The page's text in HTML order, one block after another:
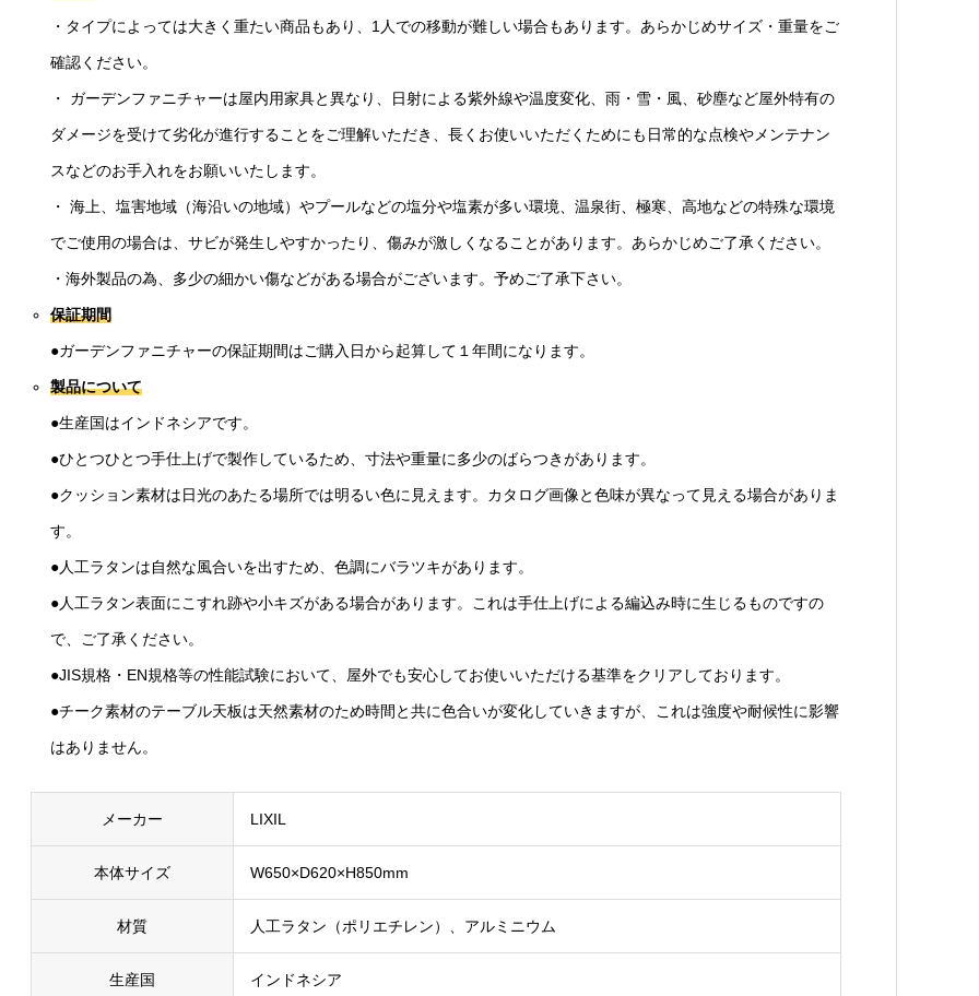
・タイプによっては大きく重たい商品もあり、1人での移動が難しい場合もあります。あらかじめサイズ・重量をご
確認ください。
・ ガーデンファニチャーは屋内用家具と異なり、日射による紫外線や温度変化、雨・雪・風、砂塵など屋外特有の
ダメージを受けて劣化が進行することをご理解いただき、長くお使いいただくためにも日常的な点検やメンテナン
スなどのお手入れをお願いいたします。
・ 海上、塩害地域（海沿いの地域）やプールなどの塩分や塩素が多い環境、温泉街、極寒、高地などの特殊な環境
でご使用の場合は、サビが発生しやすかったり、傷みが激しくなることがあります。あらかじめご了承ください。
・海外製品の為、多少の細かい傷などがある場合がございます。予めご了承下さい。
保証期間
●ガーデンファニチャーの保証期間はご購入日から起算して１年間になります。
製品について
●生産国はインドネシアです。
●ひとつひとつ手仕上げで製作しているため、寸法や重量に多少のばらつきがあります。
●クッション素材は日光のあたる場所では明るい色に見えます。カタログ画像と色味が異なって見える場合がありま
す。
●人工ラタンは自然な風合いを出すため、色調にバラツキがあります。
●人工ラタン表面にこすれ跡や小キズがある場合があります。これは手仕上げによる編込み時に生じるものですの
で、ご了承ください。
●JIS規格・EN規格等の性能試験において、屋外でも安心してお使いいただける基準をクリアしております。
●チーク素材のテーブル天板は天然素材のため時間と共に色合いが変化していきますが、これは強度や耐候性に影響
はありません。
メーカー LIXIL
本体サイズ W650×D620×H850mm
材質 人工ラタン（ポリエチレン）、アルミニウム
生産国 インドネシア